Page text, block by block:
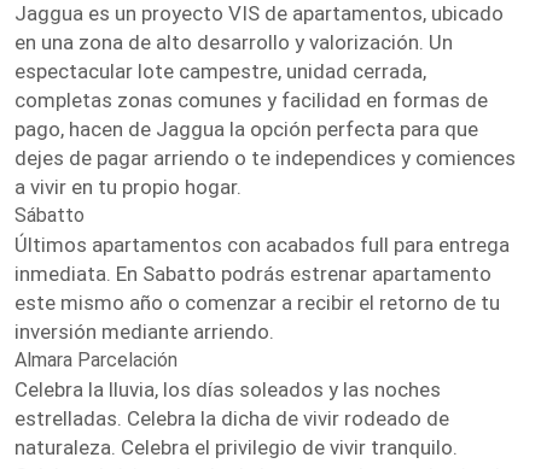
Jaggua es un proyecto VIS de apartamentos, ubicado
en una zona de alto desarrollo y valorización. Un
espectacular lote campestre, unidad cerrada,
completas zonas comunes y facilidad en formas de
pago, hacen de Jaggua la opción perfecta para que
dejes de pagar arriendo o te independices y comiences
a vivir en tu propio hogar.
Sábatto
Últimos apartamentos con acabados full para entrega
inmediata. En Sabatto podrás estrenar apartamento
este mismo año o comenzar a recibir el retorno de tu
inversión mediante arriendo.
Almara Parcelación
Celebra la lluvia, los días soleados y las noches
estrelladas. Celebra la dicha de vivir rodeado de
naturaleza. Celebra el privilegio de vivir tranquilo.